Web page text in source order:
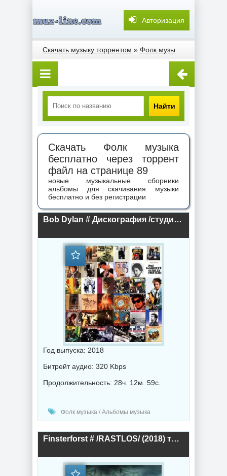
Авторизация
Скачать музыку торрентом » Фолк музыка
Найти
Скачать Фолк музыка
бесплатно через торрент
файл на странице 89
новые музыкальные сборники
альбомы для скачивания музыки
бесплатно и без регистрации
Bob Dylan # Дискография /cтудийные альбомы/ (2018) торрент
Год выпуска: 2018
Битрейт аудио: 320 Kbps
Продолжительность: 28ч. 12м. 59с.
Фолк музыка / Альбомы музыка
Finsterforst # /RASTLOS/ (2018) торрент